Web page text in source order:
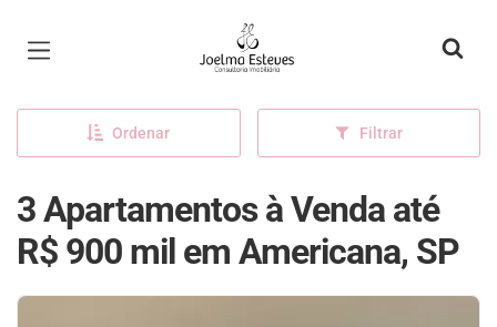
Página inicial
Ordenar Filtrar
3 Apartamentos à Venda até
R$ 900 mil em Americana, SP